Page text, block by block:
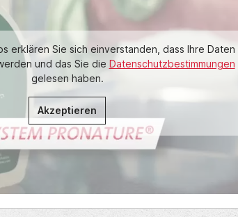
erklären Sie sich einverstanden, dass Ihre Daten
und das Sie die Datenschutzbestimmungen
gelesen haben.
Akzeptieren